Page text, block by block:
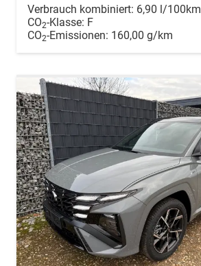
Verbrauch kombiniert: 6,90 l/100km
CO2-Klasse: F
CO2-Emissionen: 160,00 g/km